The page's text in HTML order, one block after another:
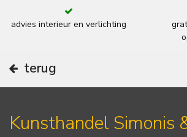
advies interieur en verlichting
terug
Kunsthandel Simonis